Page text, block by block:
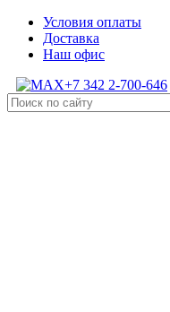
Условия оплаты
Доставка
Наш офис
+7 342 2-700-646